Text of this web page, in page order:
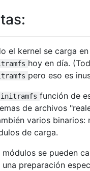
el kernel se carga
hoy en día.
pero eso es
initramfs función de
de archivos
varios binarios:
de carga.
módulos se pueden
una preparación